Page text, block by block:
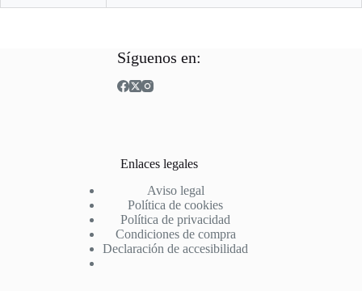
Síguenos en:
Enlaces legales
Aviso legal
Política de cookies
Política de privacidad
Condiciones de compra
Declaración de accesibilidad